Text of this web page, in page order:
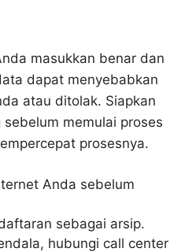
masukkan benar dan
dapat menyebabkan
atau ditolak. Siapkan
memulai proses
prosesnya.
Anda sebelum
sebagai arsip.
hubungi call center